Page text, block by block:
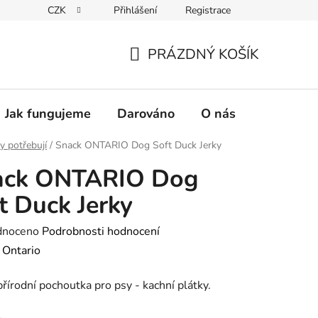
CZK Přihlášení Registrace
KOŠÍK
PRÁZDNÝ KOŠÍK
Jak fungujeme Darováno O nás
potřebují / Snack ONTARIO Dog Soft Duck Jerky
ONTARIO Dog
Duck Jerky
Podrobnosti hodnocení
Ontario
pochoutka pro psy - kachní plátky.